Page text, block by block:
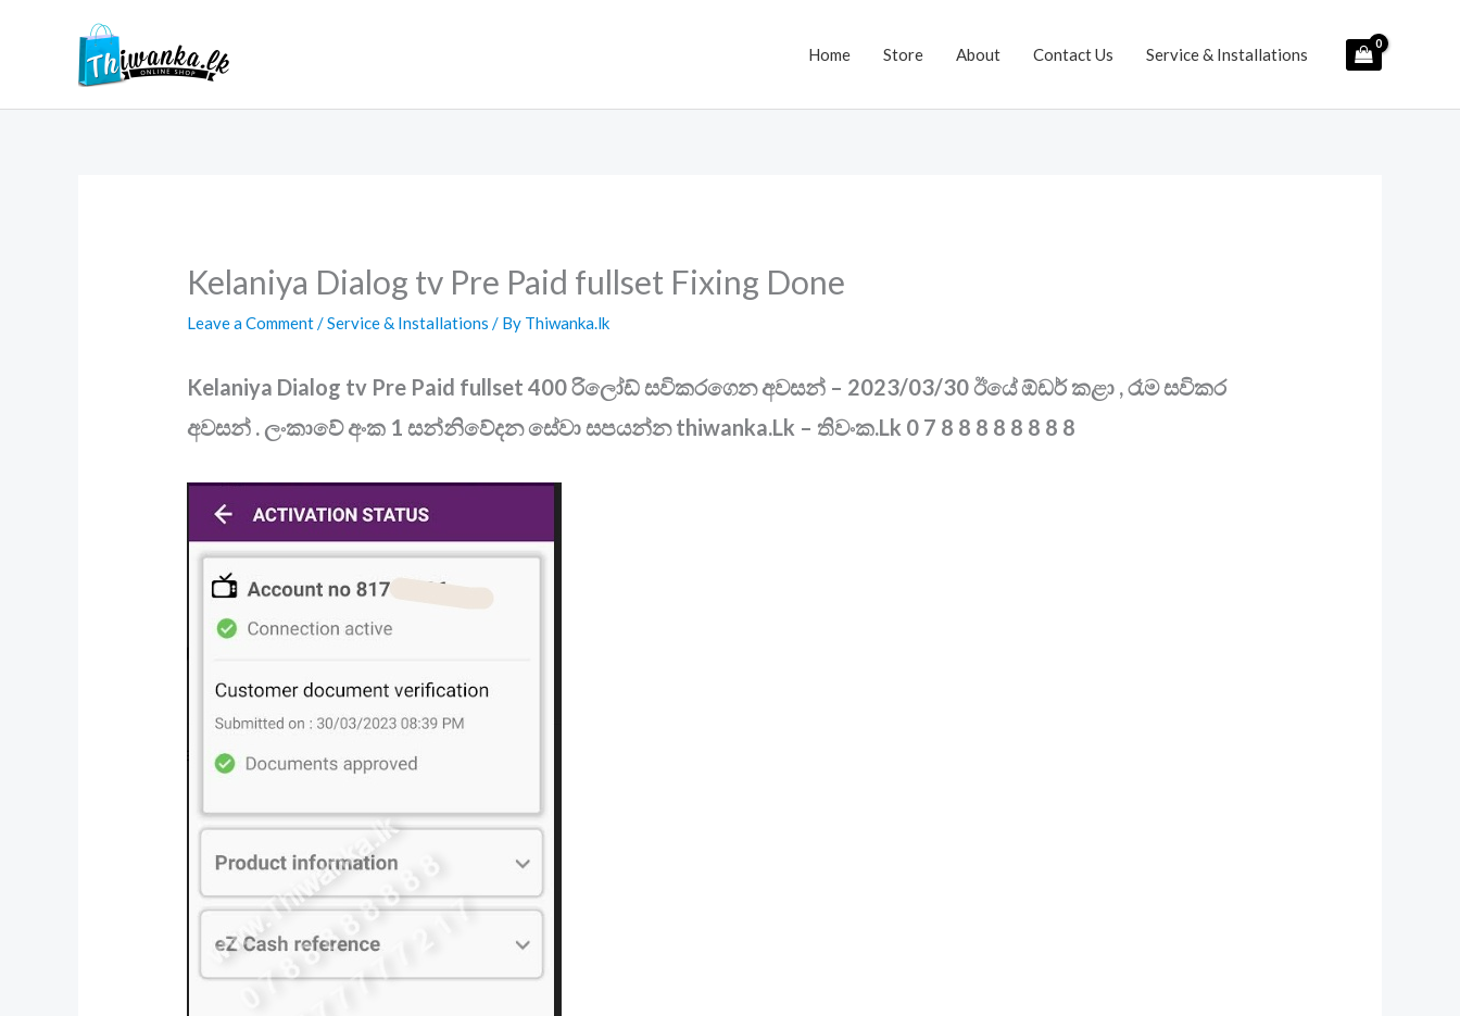
Home Store About Contact Us Service & Installations
Kelaniya Dialog tv Pre Paid fullset Fixing Done
Leave a Comment/Service & Installations / By Thiwanka.lk
Kelaniya Dialog tv Pre Paid fullset400 රිලෝඩ් සවිකරගෙන අවසන් – 2023/03/30 ඊයේ ඕඩර් කළා , රෑම සවිකර
අවසන් . ලංකාවේ අංක 1 සන්නිවේදන සේවා සපයන්න thiwanka.Lk – තිවංක.Lk 0 7 8 8 8 8 8 8 8 8